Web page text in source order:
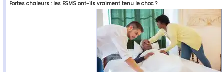
Fortes chaleurs : les ESMS ont-ils vraiment tenu le choc ?